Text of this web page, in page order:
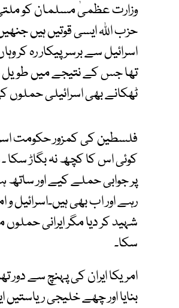
وزارت عظمیٰ مسلمان کو
حزب اللہ ایسی قوتیں ہیں
اسرائیل سے برسر پیکار رہ
تھا جس کے نتیجے میں طویل
ٹھکانے بھی اسرائیلی حملوں
فلسطین کی کمزور حکومت
کوئی اس کا کچھ نہ بگاڑ سکا ۔
پر جوابی حملے کیے اور ساتھ
رہے اور اب بھی ہیں۔اسرائیل
شہید کر دیا مگر ایرانی حملوں
سکا۔
امریکا ایران کی پہنچ سے دور
بنایا اور چھے خلیجی